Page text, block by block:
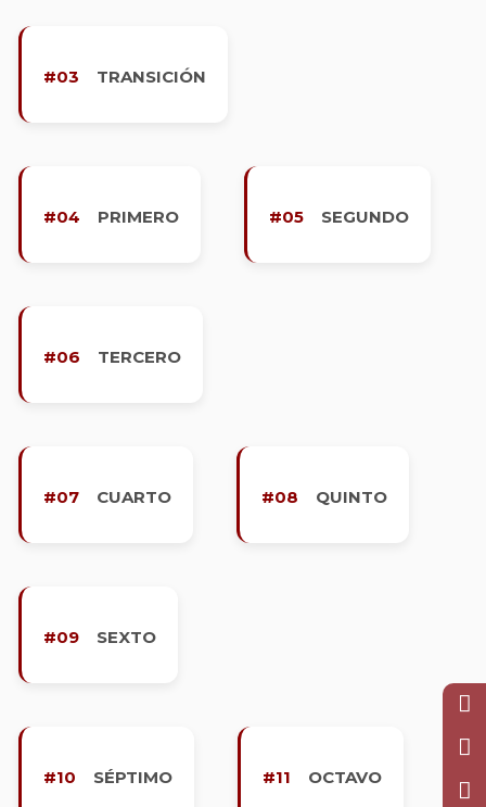
#03 TRANSICIÓN
#04 PRIMERO #05 SEGUNDO
#06 TERCERO
#07 CUARTO #08 QUINTO
#09 SEXTO
#10 SÉPTIMO #11 OCTAVO